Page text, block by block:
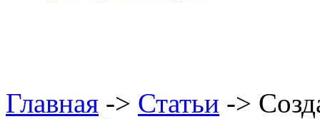
Главная -> Статьи ->